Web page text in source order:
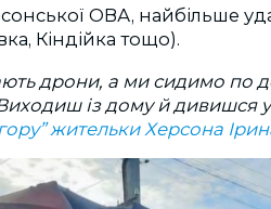
ОВА, найбільше
Кіндійка тощо).
дрони, а ми сидимо по
із дому й дивишся
жительки Херсона